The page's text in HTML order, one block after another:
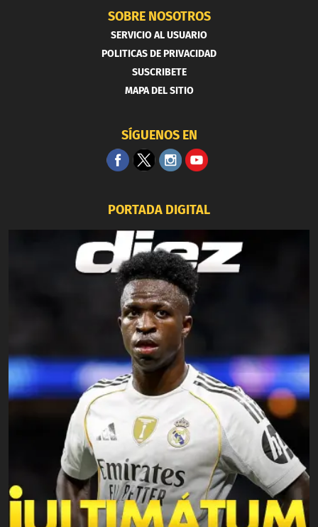
SOBRE NOSOTROS
SERVICIO AL USUARIO
POLITICAS DE PRIVACIDAD
SUSCRIBETE
MAPA DEL SITIO
SÍGUENOS EN
PORTADA DIGITAL